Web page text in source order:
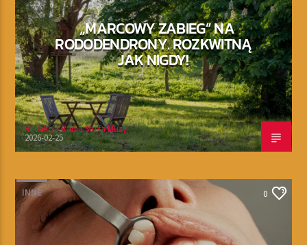
„MARCOWY ZABIEG” NA
RODODENDRONY. ROZKWITNĄ
JAK NIGDY!
Redakcja Radia Strefa Muzy
2026-02-25
INNE 0